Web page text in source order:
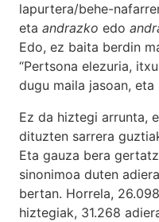
lapurtera/behe-
eta andrazko edo
Edo, ez baita berdin
“Pertsona elezuria,
dugu maila jasoan, eta
Ez da hiztegi arrunta,
dituzten sarrera
Eta gauza bera
sinonimoa duten
bertan. Horrela,
hiztegiak, 31.268